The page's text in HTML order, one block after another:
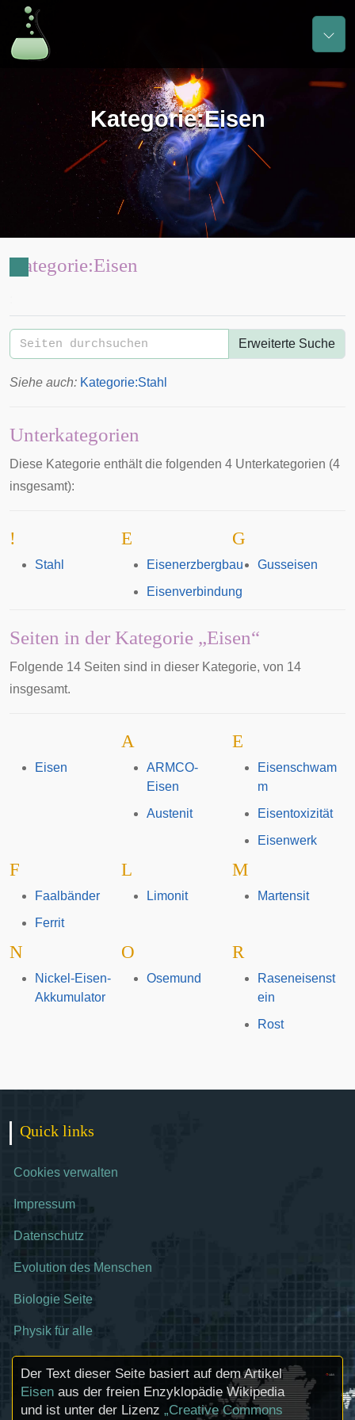
Kategorie:Eisen
Kategorie:Eisen
Erweiterte Suche
Siehe auch: Kategorie:Stahl
Unterkategorien
Diese Kategorie enthält die folgenden 4 Unterkategorien (4
insgesamt):
!
Stahl
E
Eisenerzbergbau
Eisenverbindung
G
Gusseisen
Seiten in der Kategorie „Eisen“
Folgende 14 Seiten sind in dieser Kategorie, von 14
insgesamt.
Eisen
A
ARMCO-
Eisen
Austenit
E
Eisenschwam
m
Eisentoxizität
Eisenwerk
F
Faalbänder
Ferrit
L
Limonit
M
Martensit
N
Nickel-Eisen-
Akkumulator
O
Osemund
R
Raseneisenst
ein
Rost
Quick links
Cookies verwalten
Impressum
Datenschutz
Evolution des Menschen
Biologie Seite
Physik für alle
Der Text dieser Seite basiert auf dem Artikel
Eisen aus der freien Enzyklopädie Wikipedia
und ist unter der Lizenz „Creative Commons